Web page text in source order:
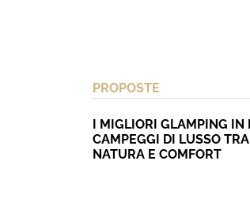
PROPOSTE
I MIGLIORI GLAMPING IN
CAMPEGGI DI LUSSO TRA
NATURA E COMFORT